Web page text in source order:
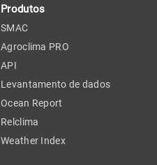
Produtos
SMAC
Agroclima PRO
API
Levantamento de dados
Ocean Report
Relclima
Weather Index